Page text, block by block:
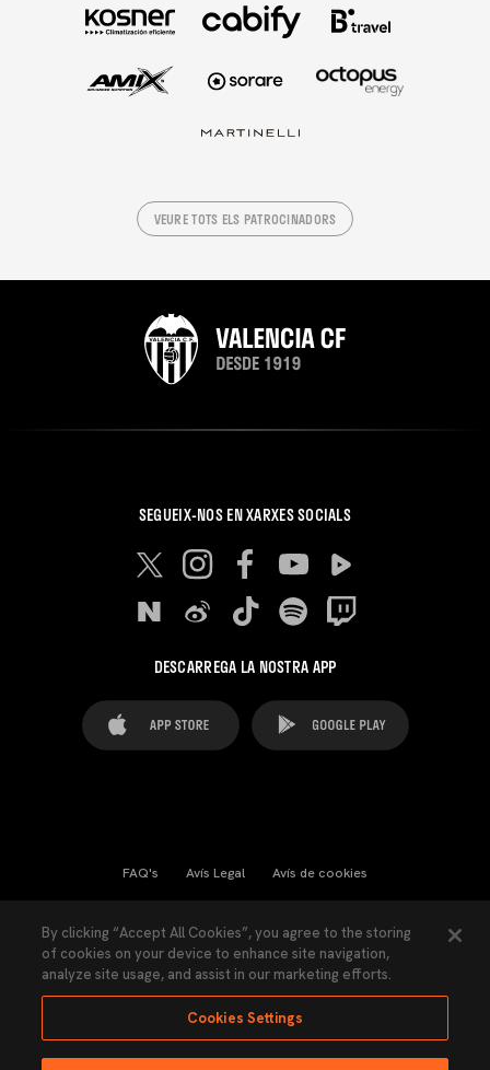
VEURE TOTS ELS PATROCINADORS
SEGUEIX-NOS EN XARXES SOCIALS
DESCARREGA LA NOSTRA APP
FAQ's Avís Legal Avís de cookies
Llei de Transparència Política de Privacitat
Accessibilitat
By clicking “Accept All Cookies”, you agree to the storing
of cookies on your device to enhance site navigation,
analyze site usage, and assist in our marketing efforts.
Cookies Settings